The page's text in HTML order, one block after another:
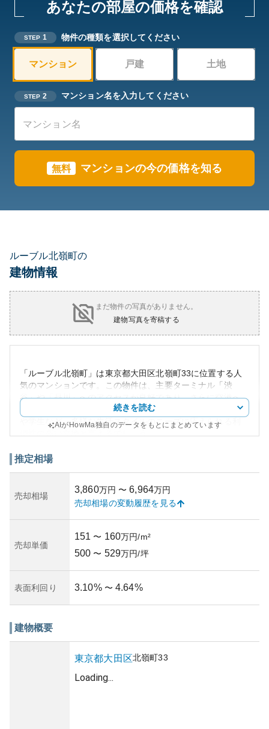
あなたの部屋の価格を確認
STEP 1 物件の種類を選択してください
マンション 戸建 土地
STEP 2 マンション名を入力してください
無料 マンションの今の価格を知る
ルーブル北嶺町の
建物情報
まだ物件の写真がありません。
建物写真を寄稿する
「ルーブル北嶺町」は東京都大田区北嶺町33に位置する人
気のマンションです。この物件は、主要ターミナル「渋
谷」や「品川」へのアクセスが良好であり、さらに空港へ
の早いアクセスも可能です。都心で働くビジネスパーソン
や学生など、多様な生活スタイルのニーズに応えられる利
設が充実しており、日常生活での利便性が高い地域です。
「ルーブル北嶺町」の外観はモダンデザインを採用してお
り、都市部のマンションとしての洗練されたイメージを醸
し出しています。また、築年数は比較的新しく、管理状況
資産性については、都心アクセスの良さと、立地条件から
も全体の不動産価値も将来的に安定していると考えられま
災対策についても確認しておくことが推奨されます。
続きを読む
AIがHowMa独自のデータをもとにまとめています
推定相場
売却相場
3,860万円 〜 6,964万円
売却相場の変動履歴を見る
売却単価
151 〜 160万円/m²
500 〜 529万円/坪
表面利回り 3.10% 〜 4.64%
建物概要
東京都大田区北嶺町33
Loading...